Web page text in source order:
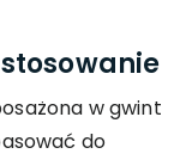
w gwint
do